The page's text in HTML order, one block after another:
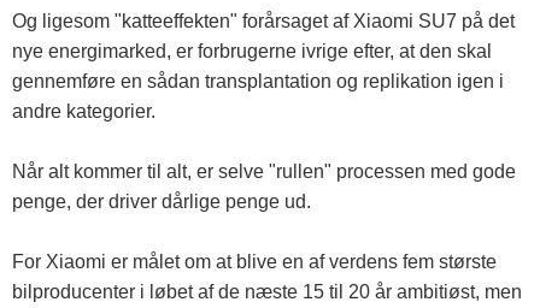
Og ligesom "katteeffekten" forårsaget af Xiaomi SU7 på det
nye energimarked, er forbrugerne ivrige efter, at den skal
gennemføre en sådan transplantation og replikation igen i
andre kategorier.
Når alt kommer til alt, er selve "rullen" processen med gode
penge, der driver dårlige penge ud.
For Xiaomi er målet om at blive en af ​​verdens fem største
bilproducenter i løbet af de næste 15 til 20 år ambitiøst, men